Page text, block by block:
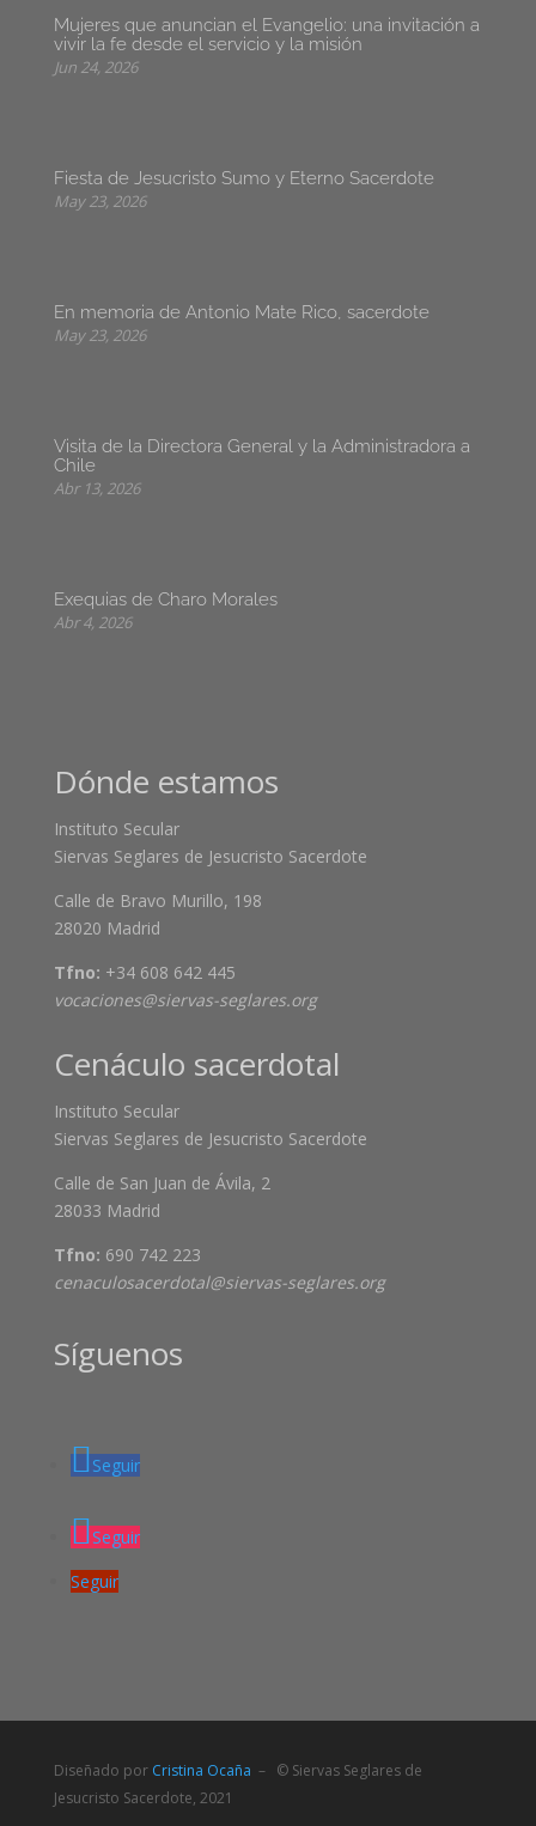
Mujeres que anuncian el Evangelio: una invitación a
vivir la fe desde el servicio y la misión
Jun 24, 2026
Fiesta de Jesucristo Sumo y Eterno Sacerdote
May 23, 2026
En memoria de Antonio Mate Rico, sacerdote
May 23, 2026
Visita de la Directora General y la Administradora a
Chile
Abr 13, 2026
Exequias de Charo Morales
Abr 4, 2026
Dónde estamos
Instituto Secular
Siervas Seglares de Jesucristo Sacerdote
Calle de Bravo Murillo, 198
28020 Madrid
Tfno: +34 608 642 445
vocaciones@siervas-seglares.org
Cenáculo sacerdotal
Instituto Secular
Siervas Seglares de Jesucristo Sacerdote
Calle de San Juan de Ávila, 2
28033 Madrid
Tfno: 690 742 223
cenaculosacerdotal@siervas-seglares.org
Síguenos
Seguir
Seguir
Seguir
Diseñado por Cristina Ocaña – © Siervas Seglares de
Jesucristo Sacerdote, 2021